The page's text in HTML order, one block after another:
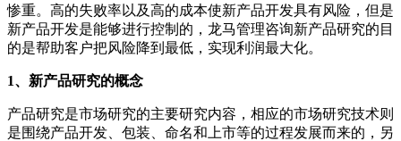
惨重。高的失败率以及高的成本使新产品开发具有风险，但是
新产品开发是能够进行控制的，龙马管理咨询新产品研究的目
的是帮助客户把风险降到最低，实现利润最大化。
1、新产品研究的概念
产品研究是市场研究的主要研究内容，相应的市场研究技术则
是围绕产品开发、包装、命名和上市等的过程发展而来的，另